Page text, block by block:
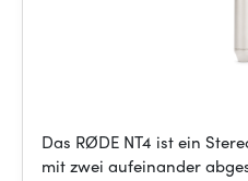
Das RØDE NT4 ist ein
mit zwei aufeinander